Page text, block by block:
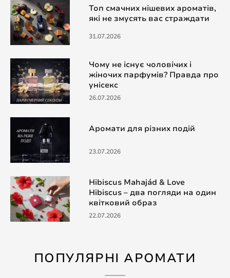
Топ смачних нішевих ароматів,
які не змусять вас страждати
31.07.2026
Чому не існує чоловічих і
жіночих парфумів? Правда про
унісекс
26.07.2026
Аромати для різних подій
23.07.2026
Hibiscus Mahajád & Love
Hibiscus – два погляди на один
квітковий образ
22.07.2026
ПОПУЛЯРНІ АРОМАТИ